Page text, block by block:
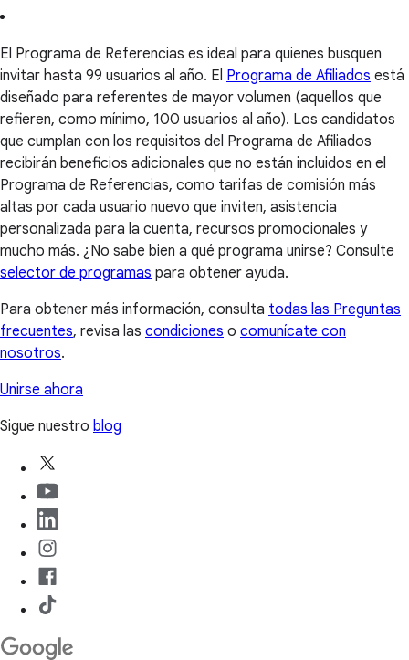
El Programa de Referencias es ideal para quienes busquen
invitar hasta 99 usuarios al año. El Programa de Afiliados está
diseñado para referentes de mayor volumen (aquellos que
refieren, como mínimo, 100 usuarios al año). Los candidatos
que cumplan con los requisitos del Programa de Afiliados
recibirán beneficios adicionales que no están incluidos en el
Programa de Referencias, como tarifas de comisión más
altas por cada usuario nuevo que inviten, asistencia
personalizada para la cuenta, recursos promocionales y
mucho más. ¿No sabe bien a qué programa unirse? Consulte
selector de programas para obtener ayuda.
Para obtener más información, consulta todas las Preguntas
frecuentes, revisa las condiciones o comunícate con
nosotros.
Unirse ahora
Sigue nuestro blog